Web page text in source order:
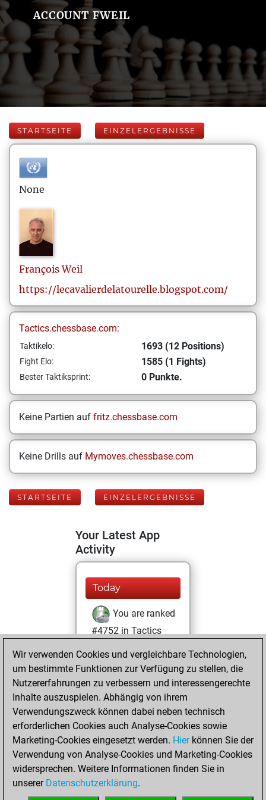
ACCOUNT FWEIL
STARTSEITE EINZELERGEBNISSE
None
François Weil
https://lecavalierdelatourelle.blogspot.com/
Tactics.chessbase.com:
Taktikelo: 1693 (12 Positions)
Fight Elo: 1585 (1 Fights)
Bester Taktiksprint: 0 Punkte.
Keine Partien auf fritz.chessbase.com
Keine Drills auf Mymoves.chessbase.com
STARTSEITE EINZELERGEBNISSE
Your Latest App
Activity
Today
You are ranked
#4752 in Tactics
Yesterday
You totalled 12
tactics positions
Tactics
You
solved 9 tactics
positions
You achieved
Wir verwenden Cookies und vergleichbare Technologien,
um bestimmte Funktionen zur Verfügung zu stellen, die
Nutzererfahrungen zu verbessern und interessengerechte
Inhalte auszuspielen. Abhängig von ihrem
Verwendungszweck können dabei neben technisch
erforderlichen Cookies auch Analyse-Cookies sowie
Marketing-Cookies eingesetzt werden. Hierkönnen Sie der
Verwendung von Analyse-Cookies und Marketing-Cookies
widersprechen. Weitere Informationen finden Sie in
unserer Datenschutzerklärung.